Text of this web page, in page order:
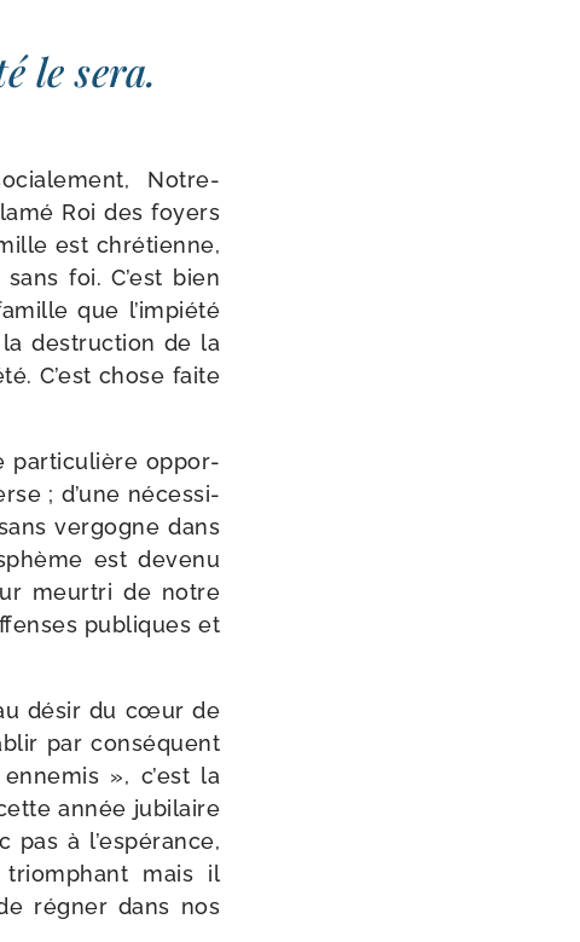
le sera.
Notre-​
Roi des foyers
est chré­tienne,
foi. C’est bien
que l’impiété
des­truc­tion de la
C’est chose faite
par­ti­cu­lière oppor­
; d’une néces­si­
ver­gogne dans
est deve­nu
meur­tri de notre
publiques et
désir du cœur de
par consé­quent
», c’est la
année jubi­laire
à l’espérance,
triom­phant mais il
régner dans nos